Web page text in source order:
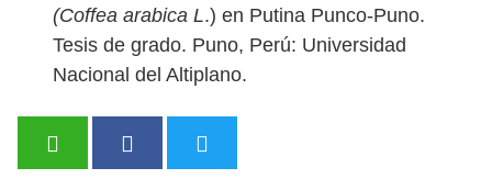
(Coffea arabica L.) en Putina Punco-Puno.
Tesis de grado. Puno, Perú: Universidad
Nacional del Altiplano.